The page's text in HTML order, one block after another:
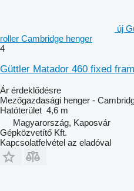
új
roller Cambridge henger
4
Güttler Matador 460 fixed
Ár érdeklődésre
Mezőgazdasági henger -
Hatóterület 4,6 m
Magyarország, Kaposvár
Gépközvetítő Kft.
Kapcsolatfelvétel az eladóval